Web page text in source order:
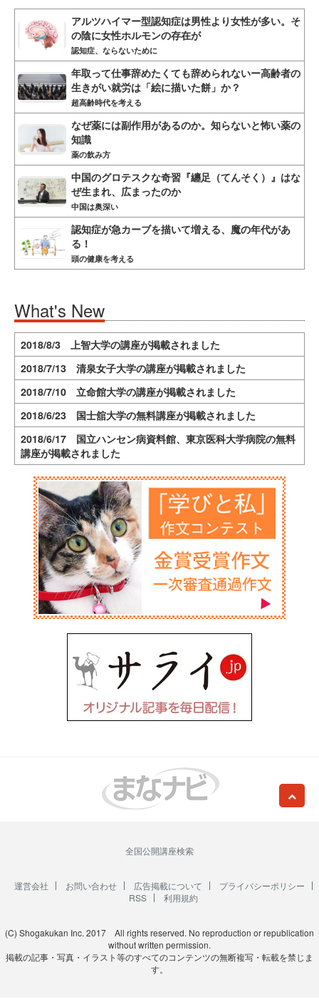
アルツハイマー型認知症は男性より女性が多い。そ
の陰に女性ホルモンの存在が
認知症、ならないために
年取って仕事辞めたくても辞められないー高齢者の
生きがい就労は「絵に描いた餅」か？
超高齢時代を考える
なぜ薬には副作用があるのか。知らないと怖い薬の
知識
薬の飲み方
中国のグロテスクな奇習『纏足（てんそく）』はな
ぜ生まれ、広まったのか
中国は奥深い
認知症が急カーブを描いて増える、魔の年代があ
る！
頭の健康を考える
What's New
2018/8/3 上智大学の講座が掲載されました
2018/7/13 清泉女子大学の講座が掲載されました
2018/7/10 立命館大学の講座が掲載されました
2018/6/23 国士舘大学の無料講座が掲載されました
2018/6/17 国立ハンセン病資料館、東京医科大学病院の無料
講座が掲載されました
全国公開講座検索
運営会社 お問い合わせ 広告掲載について
プライバシーポリシー
RSS
利用規約
(C) Shogakukan Inc. 2017 All rights reserved. No reproduction or republication
without written permission.
掲載の記事・写真・イラスト等のすべてのコンテンツの無断複写・転載を禁じま
す。